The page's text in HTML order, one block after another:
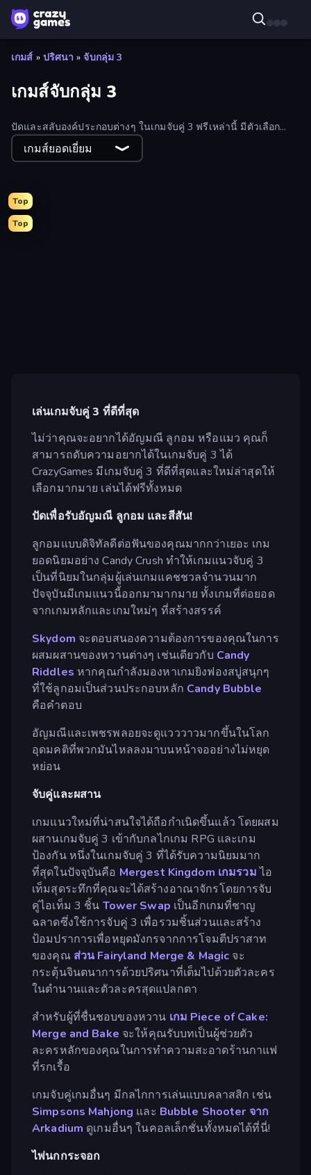
เกมส์ » ปริศนา » จับกลุ่ม 3
เกมส์จับกลุ่ม 3
ปัดและสลับองค์ประกอบต่างๆ ในเกมจับคู่ 3 ฟรีเหล่านี้ มีตัวเลือก
มากมายสำหรับทุกคน พร้อมเกมจับคู่ 3 ใหม่ๆ ที่เพิ่มขึ้นเรื่อยๆ
เกมส์ยอดเยี่ยม
Top
Top
เล่นเกมจับคู่ 3 ที่ดีที่สุด
ไม่ว่าคุณจะอยากได้อัญมณี ลูกอม หรือแมว คุณก็
สามารถดับความอยากได้ในเกมจับคู่ 3 ได้
CrazyGames มีเกมจับคู่ 3 ที่ดีที่สุดและใหม่ล่าสุดให้
เลือกมากมาย เล่นได้ฟรีทั้งหมด
ปัดเพื่อรับอัญมณี ลูกอม และสีสัน!
ลูกอมแบบดิจิทัลดีต่อฟันของคุณมากกว่าเยอะ เกม
ยอดนิยมอย่าง Candy Crush ทำให้เกมแนวจับคู่ 3
เป็นที่นิยมในกลุ่มผู้เล่นเกมแคชชวลจำนวนมาก
ปัจจุบันมีเกมแนวนี้ออกมามากมาย ทั้งเกมที่ต่อยอด
จากเกมหลักและเกมใหม่ๆ ที่สร้างสรรค์
Skydom จะตอบสนองความต้องการของคุณในการ
ผสมผสานของหวานต่างๆ เช่นเดียวกับ Candy
Riddles หากคุณกำลังมองหาเกมยิงฟองสบู่สนุกๆ
ที่ใช้ลูกอมเป็นส่วนประกอบหลัก Candy Bubble
คือคำตอบ
อัญมณีและเพชรพลอยจะดูแวววาวมากขึ้นในโลก
อุดมคติที่พวกมันไหลลงมาบนหน้าจออย่างไม่หยุด
หย่อน
จับคู่และผสาน
เกมแนวใหม่ที่น่าสนใจได้ถือกำเนิดขึ้นแล้ว โดยผสม
ผสานเกมจับคู่ 3 เข้ากับกลไกเกม RPG และเกม
ป้องกัน หนึ่งในเกมจับคู่ 3 ที่ได้รับความนิยมมาก
ที่สุดในปัจจุบันคือ Mergest Kingdom เกมรวมไอ
เท็มสุดระทึกที่คุณจะได้สร้างอาณาจักรโดยการจับ
คู่ไอเท็ม 3 ชิ้น Tower Swap เป็นอีกเกมที่ชาญ
ฉลาดซึ่งใช้การจับคู่ 3 เพื่อรวมชิ้นส่วนและสร้าง
ป้อมปราการเพื่อหยุดมังกรจากการโจมตีปราสาท
ของคุณ ส่วน Fairyland Merge & Magic จะ
กระตุ้นจินตนาการด้วยปริศนาที่เต็มไปด้วยตัวละคร
ในตำนานและตัวละครสุดแปลกตา
สำหรับผู้ที่ชื่นชอบของหวาน เกม Piece of Cake:
Merge and Bake จะให้คุณรับบทเป็นผู้ช่วยตัว
ละครหลักของคุณในการทำความสะอาดร้านกาแฟ
ที่รกเรื้อ
เกมจับคู่เกมอื่นๆ มีกลไกการเล่นแบบคลาสสิก เช่น
Simpsons Mahjong และ Bubble Shooter จาก
Arkadium ดูเกมอื่นๆ ในคอลเล็กชั่นทั้งหมดได้ที่นี่!
ไพ่นกกระจอก